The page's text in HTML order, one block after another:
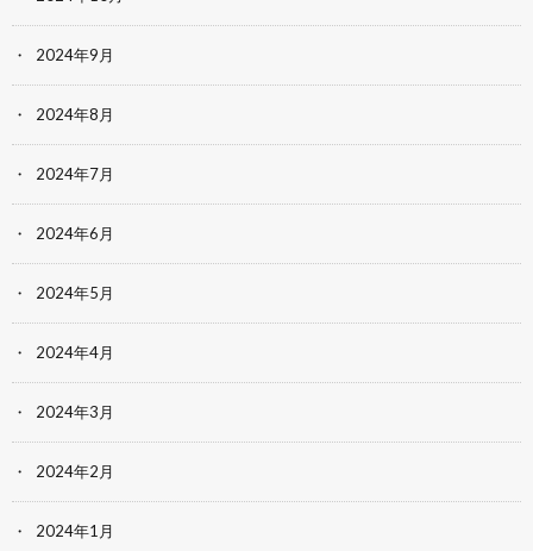
2024年9月
2024年8月
2024年7月
2024年6月
2024年5月
2024年4月
2024年3月
2024年2月
2024年1月